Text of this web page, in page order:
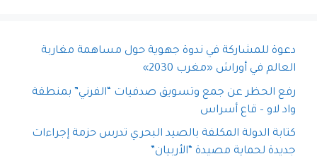
دعوة للمشاركة في ندوة جهوية حول مساهمة مغاربة
العالم في أوراش «مغرب 2030»
رفع الحظر عن جمع وتسويق صدفيات “الفرني” بمنطقة
واد لاو – قاع أسراس
كتابة الدولة المكلفة بالصيد البحري تدرس حزمة إجراءات
جديدة لحماية مصيدة “الأربيان”